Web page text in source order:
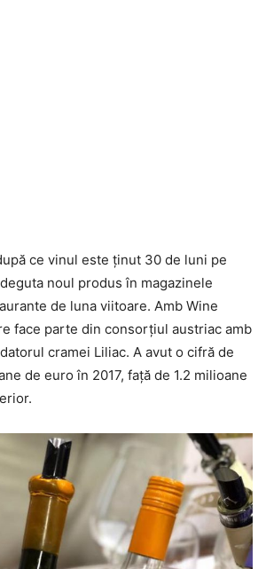
ce vinul este ţinut 30 de luni pe
noul produs în magazinele
de luna viitoare. Amb Wine
face parte din consorţiul austriac amb
cramei Liliac. A avut o cifră de
de euro în 2017, faţă de 1.2 milioane